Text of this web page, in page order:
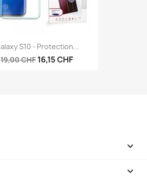
S10 - Protection...
19,00 CHF 16,15 CHF

